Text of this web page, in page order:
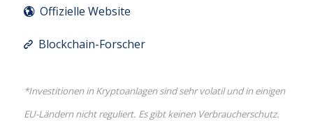
Offizielle Website
Blockchain-Forscher
*Investitionen in Kryptoanlagen sind sehr volatil und in einigen
EU-Ländern nicht reguliert. Es gibt keinen Verbraucherschutz.